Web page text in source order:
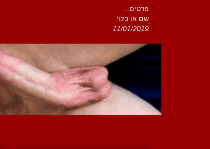
פרטים...
שם או כינוי
11/01/2019